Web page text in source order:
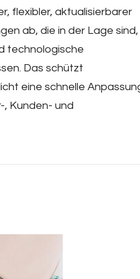
flexibler, aktualisierbarer
ab, die in der Lage sind,
technologische
Das schützt
eine schnelle
Kunden- und